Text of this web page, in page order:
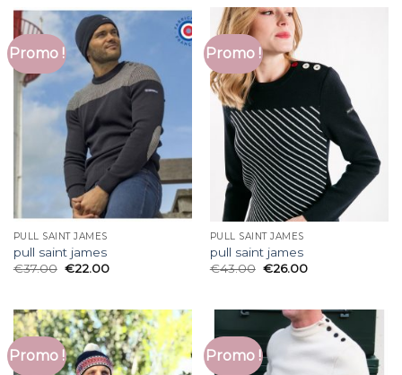
Promo !
PULL SAINT JAMES
pull saint james
€37.00 €22.00
Promo !
PULL SAINT JAMES
pull saint james
€43.00 €26.00
Promo ! Promo !